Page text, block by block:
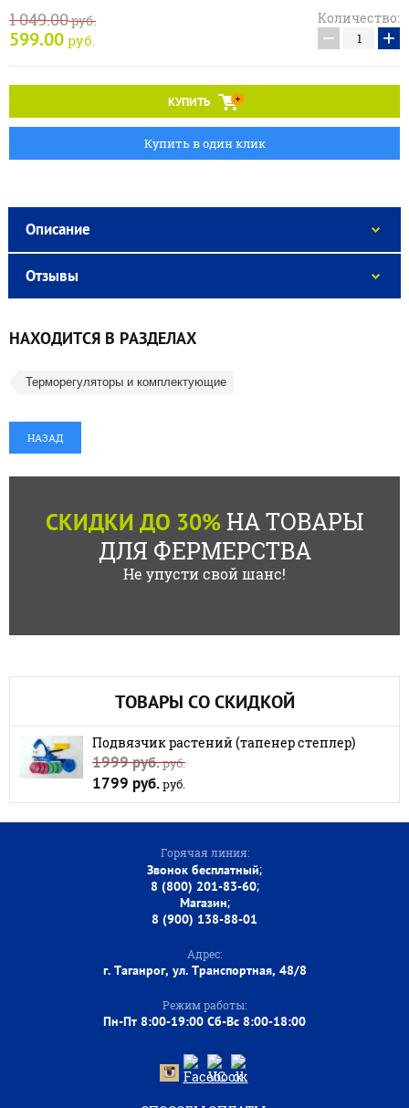
1 049.00руб.
599.00 руб.
Количество:
− +
КУПИТЬ
Купить в один клик
Описание
Отзывы
НАХОДИТСЯ В РАЗДЕЛАХ
Терморегуляторы и комплектующие
НАЗАД
СКИДКИ ДО 30%НА ТОВАРЫ
ДЛЯ ФЕРМЕРСТВА
Не упусти свой шанс!
ТОВАРЫ СО СКИДКОЙ
Подвязчик растений (тапенер степлер)
1999 руб.руб.
1799 руб.руб.
Горячая линия:
Звонок бесплатный;
8 (800) 201-83-60;
Магазин;
8 (900) 138-88-01
Адрес:
г. Таганрог, ул. Транспортная, 48/8
Режим работы:
Пн-Пт 8:00-19:00 Сб-Вс 8:00-18:00